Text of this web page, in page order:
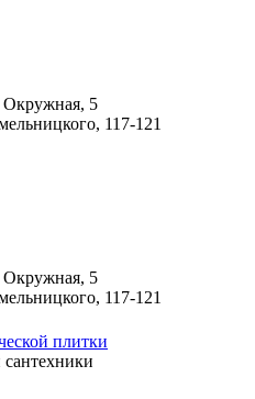
Окружная, 5
117-121
Окружная, 5
117-121